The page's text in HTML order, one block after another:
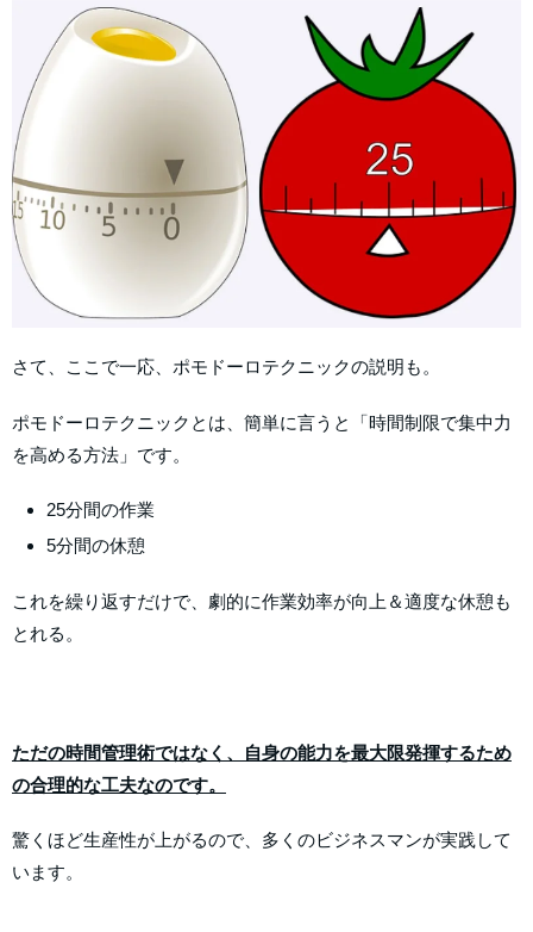
さて、ここで一応、ポモドーロテクニックの説明も。
ポモドーロテクニックとは、簡単に言うと「時間制限で集中力
を高める方法」です。
25分間の作業
5分間の休憩
これを繰り返すだけで、劇的に作業効率が向上＆適度な休憩も
とれる。
ただの時間管理術ではなく、自身の能力を最大限発揮するため
の合理的な工夫なのです。
驚くほど生産性が上がるので、多くのビジネスマンが実践して
います。